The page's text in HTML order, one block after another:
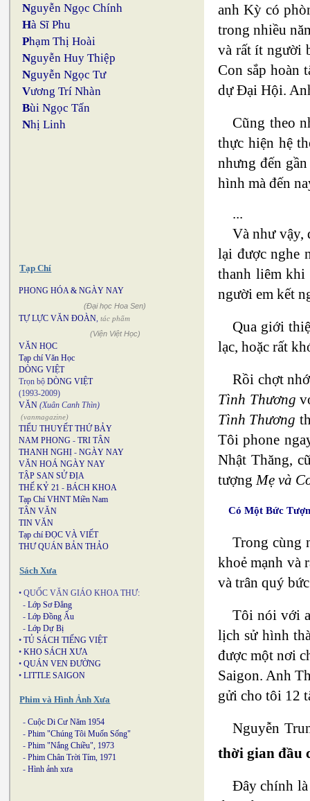
Nguyễn Ngọc Chính
Hà Sĩ Phu
Phạm Thị Hoài
Nguyễn Huy Thiệp
Nguyễn Ngọc Tư
Vương Trí Nhàn
Bùi Ngọc Tấn
Nhị Linh
Tạp Chí
PHONG HÓA & NGÀY NAY
(Đại học Hoa Sen)
TỰ LỰC VĂN ĐOÀN, tác phẩm
(Viện Việt Học)
VĂN HỌC
Tạp chí Văn Học
DÒNG VIỆT
Trọn bộ DÒNG VIỆT
(1993-2009)
VĂN (Xuân Canh Thìn)
(vanmagazine)
TIỂU THUYẾT THỨ BẢY
NAM PHONG - TRI TÂN
THANH NGHỊ - NGÀY NAY
VĂN HOÁ NGÀY NAY
TẬP SAN SỬ ĐỊA
THẾ KỶ 21 - BÁCH KHOA
Tạp Chí VHNT Miền Nam
TÂN VĂN
TIN VĂN
Tạp chí ĐỌC VÀ VIẾT
THƯ QUÁN BẢN THẢO
Sách Xưa
• QUỐC VĂN GIÁO KHOA THƯ:
- Lớp Sơ Đẳng
- Lớp Đồng Ấu
- Lớp Dự Bị
• TỦ SÁCH TIẾNG VIỆT
• KHO SÁCH XƯA
• QUÁN VEN ĐƯỜNG
• LITTLE SAIGON
Phim và Hình Ảnh Xưa
- Cuộc Di Cư Năm 1954
- Phim "Chúng Tôi Muốn Sống"
- Phim "Nắng Chiều", 1973
- Phim Chân Trời Tím, 1971
- Hình ảnh xưa
anh Kỳ có
trong nhiều
và rất ít người
Con sắp hoàn
dự Đại Hội.
Cũng theo
thực hiện hệ
nhưng đến
hình mà đến
...
Và như vậy,
lại được nghe
thanh liêm khi
người em kết
Qua giới
lạc, hoặc rất
Rồi chợt
Tình Thương
Tình Thương
Tôi phone
Nhật Thăng,
tượng Mẹ và
Có Một Bức
Trong cùng
khoẻ mạnh và
và trân quý
Tôi nói với
lịch sử hình
được một nơi
Saigon. Anh
gửi cho tôi 12
Nguyễn
thời gian đầu
Đây chính là